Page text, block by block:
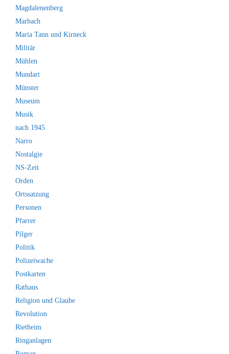
Magdalenenberg
Marbach
Maria Tann und Kirneck
Militär
Mühlen
Mundart
Münster
Museum
Musik
nach 1945
Narro
Nostalgie
NS-Zeit
Orden
Ortssatzung
Personen
Pfarrer
Pilger
Politik
Polizeiwache
Postkarten
Rathaus
Religion und Glaube
Revolution
Rietheim
Ringanlagen